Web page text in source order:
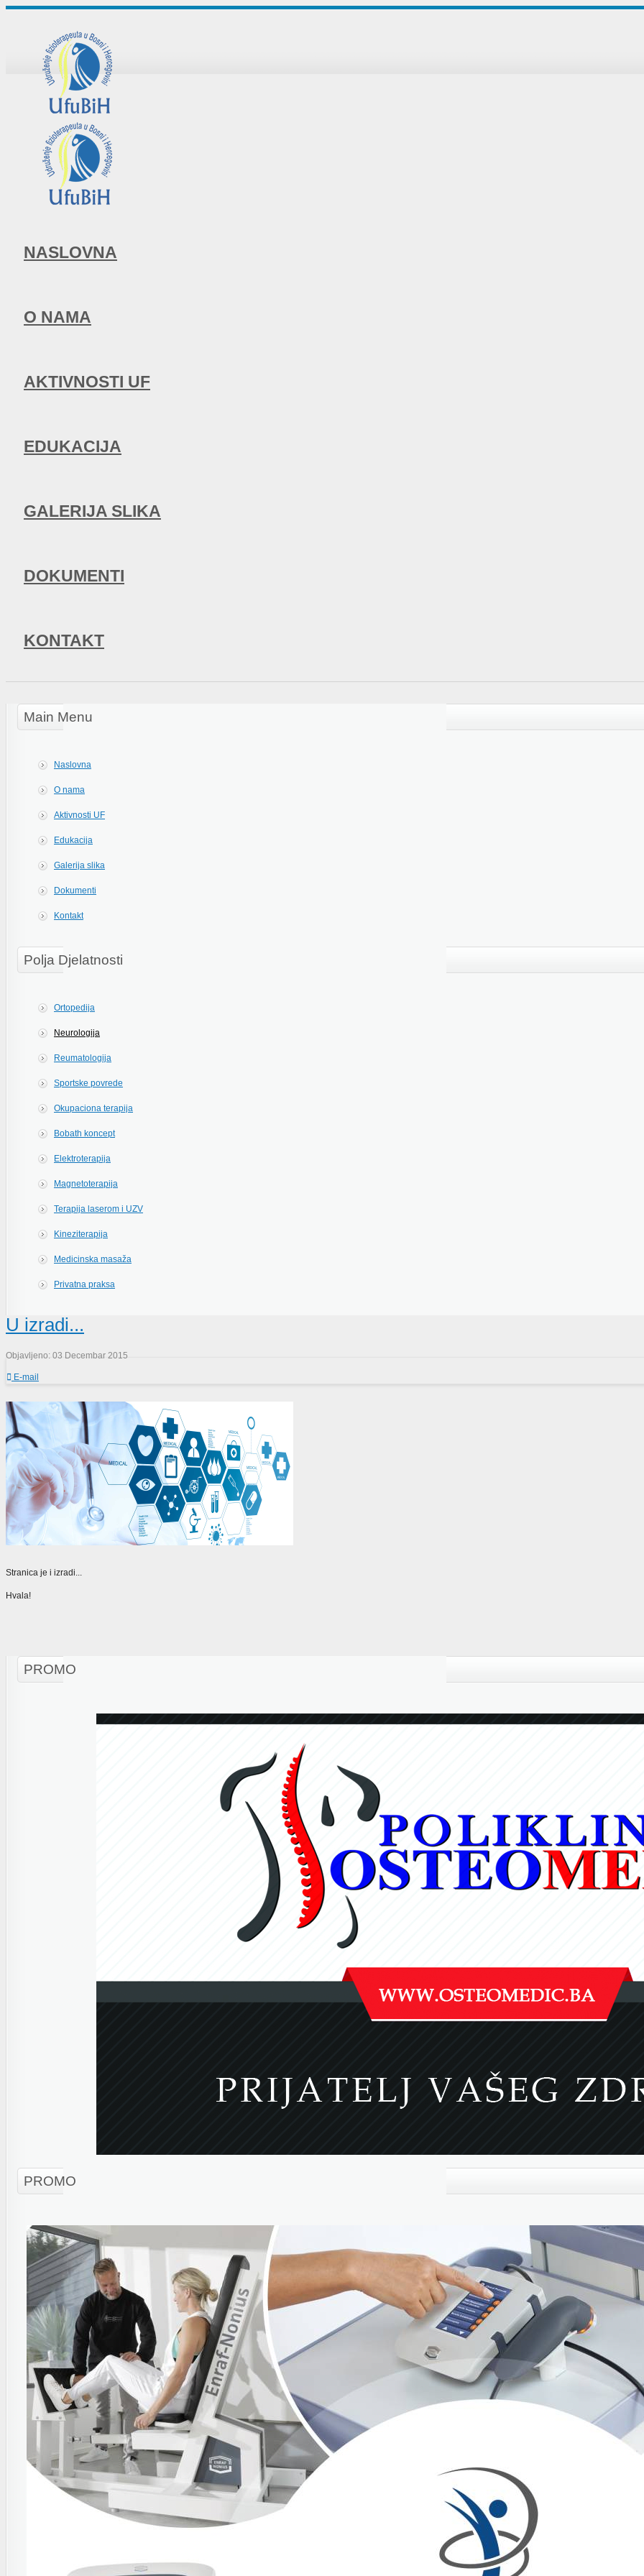
NASLOVNA
O NAMA
AKTIVNOSTI UF
EDUKACIJA
GALERIJA SLIKA
DOKUMENTI
KONTAKT
Main Menu
Naslovna
O nama
Aktivnosti UF
Edukacija
Galerija slika
Dokumenti
Kontakt
Polja Djelatnosti
Ortopedija
Neurologija
Reumatologija
Sportske povrede
Okupaciona terapija
Bobath koncept
Elektroterapija
Magnetoterapija
Terapija laserom i UZV
Kineziterapija
Medicinska masaža
Privatna praksa
U izradi...
Objavljeno: 03 Decembar 2015
E-mail
Stranica je i izradi...
Hvala!
PROMO
PROMO